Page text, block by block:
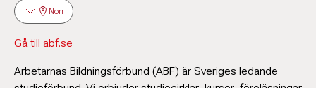
Norr
Gå till abf.se
Arbetarnas Bildningsförbund (ABF) är Sveriges ledande